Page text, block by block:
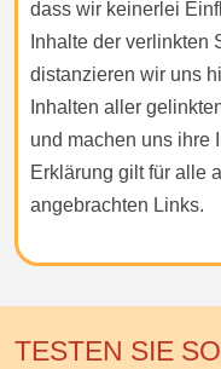
dass wir keinerlei
Inhalte der verlinkten
distanzieren wir uns
Inhalten aller
und machen uns ihre
Erklärung gilt für alle
angebrachten Links.
TESTEN SIE